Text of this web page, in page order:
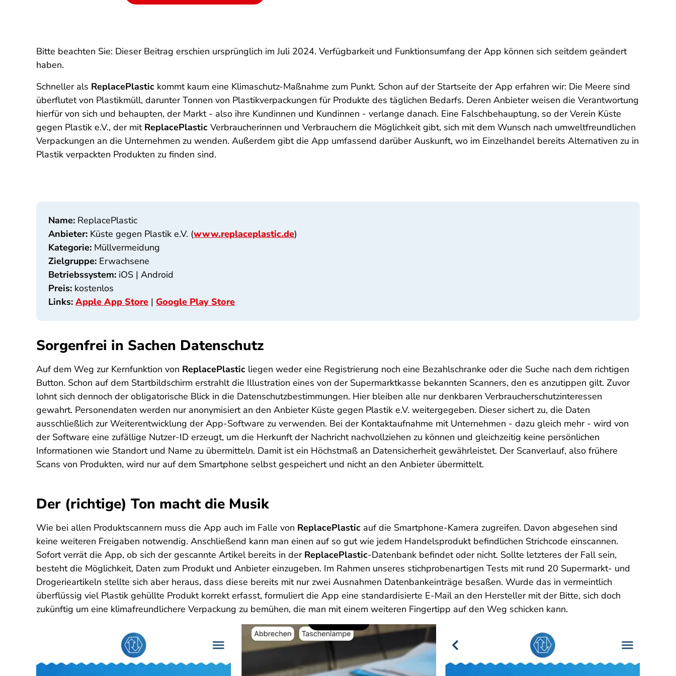
Bitte beachten Sie: Dieser Beitrag erschien ursprünglich im Juli 2024. Verfügbarkeit und Funktionsumfang der App können sich seitdem geändert
haben.
Schneller als ReplacePlastic kommt kaum eine Klimaschutz-Maßnahme zum Punkt. Schon auf der Startseite der App erfahren wir: Die Meere sind
überflutet von Plastikmüll, darunter Tonnen von Plastikverpackungen für Produkte des täglichen Bedarfs. Deren Anbieter weisen die Verantwortung
hierfür von sich und behaupten, der Markt - also ihre Kundinnen und Kundinnen - verlange danach. Eine Falschbehauptung, so der Verein Küste
gegen Plastik e.V., der mit ReplacePlastic Verbraucherinnen und Verbrauchern die Möglichkeit gibt, sich mit dem Wunsch nach umweltfreundlichen
Verpackungen an die Unternehmen zu wenden. Außerdem gibt die App umfassend darüber Auskunft, wo im Einzelhandel bereits Alternativen zu in
Plastik verpackten Produkten zu finden sind.
Name: ReplacePlastic
Anbieter: Küste gegen Plastik e.V. (www.replaceplastic.de)
Kategorie: Müllvermeidung
Zielgruppe: Erwachsene
Betriebssystem: iOS | Android
Preis: kostenlos
Links: Apple App Store | Google Play Store
Sorgenfrei in Sachen Datenschutz
Auf dem Weg zur Kernfunktion von ReplacePlastic liegen weder eine Registrierung noch eine Bezahlschranke oder die Suche nach dem richtigen
Button. Schon auf dem Startbildschirm erstrahlt die Illustration eines von der Supermarktkasse bekannten Scanners, den es anzutippen gilt. Zuvor
lohnt sich dennoch der obligatorische Blick in die Datenschutzbestimmungen. Hier bleiben alle nur denkbaren Verbraucherschutzinteressen
gewahrt. Personendaten werden nur anonymisiert an den Anbieter Küste gegen Plastik e.V. weitergegeben. Dieser sichert zu, die Daten
ausschließlich zur Weiterentwicklung der App-Software zu verwenden. Bei der Kontaktaufnahme mit Unternehmen - dazu gleich mehr - wird von
der Software eine zufällige Nutzer-ID erzeugt, um die Herkunft der Nachricht nachvollziehen zu können und gleichzeitig keine persönlichen
Informationen wie Standort und Name zu übermitteln. Damit ist ein Höchstmaß an Datensicherheit gewährleistet. Der Scanverlauf, also frühere
Scans von Produkten, wird nur auf dem Smartphone selbst gespeichert und nicht an den Anbieter übermittelt.
Der (richtige) Ton macht die Musik
Wie bei allen Produktscannern muss die App auch im Falle von ReplacePlastic auf die Smartphone-Kamera zugreifen. Davon abgesehen sind
keine weiteren Freigaben notwendig. Anschließend kann man einen auf so gut wie jedem Handelsprodukt befindlichen Strichcode einscannen.
Sofort verrät die App, ob sich der gescannte Artikel bereits in der ReplacePlastic-Datenbank befindet oder nicht. Sollte letzteres der Fall sein,
besteht die Möglichkeit, Daten zum Produkt und Anbieter einzugeben. Im Rahmen unseres stichprobenartigen Tests mit rund 20 Supermarkt- und
Drogerieartikeln stellte sich aber heraus, dass diese bereits mit nur zwei Ausnahmen Datenbankeinträge besaßen. Wurde das in vermeintlich
überflüssig viel Plastik gehüllte Produkt korrekt erfasst, formuliert die App eine standardisierte E-Mail an den Hersteller mit der Bitte, sich doch
zukünftig um eine klimafreundlichere Verpackung zu bemühen, die man mit einem weiteren Fingertipp auf den Weg schicken kann.